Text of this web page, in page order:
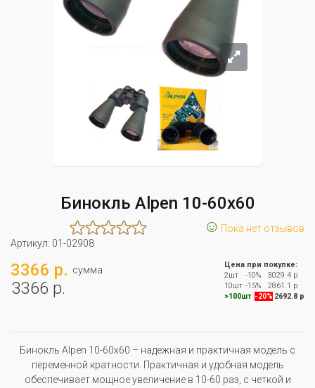
Бинокль Alpen 10-60x60
☺ Пока нет отзывов
Артикул: 01-02908
3366 р. сумма
3366 р.
Цена при покупке:
2шт
-10%
3029.4 р
10шт -15%
2861.1 р
>100шт -20% 2692.8 р
Бинокль Alpen 10-60x60 – надежная и практичная модель с
переменной кратности. Практичная и удобная модель
обеспечивает мощное увеличение в 10-60 раз, с четкой и